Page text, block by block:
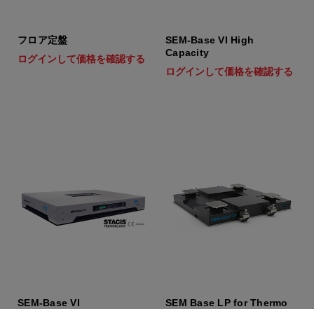
フロア定盤
ログインして価格を確認する
SEM-Base VI High
Capacity
ログインして価格を確認する
SEM-Base VI
SEM Base LP for Thermo